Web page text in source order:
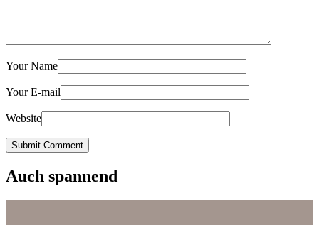
Your Name
Your E-mail
Website
Submit Comment
Auch spannend